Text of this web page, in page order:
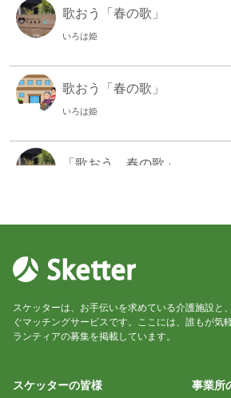
歌おう「春の歌」
いろは姫
歌おう「春の歌」
いろは姫
「歌おう 春の歌」
いろは姫
歌おう「卒業ソング 青春ソ
いろは姫
歌おう「卒業ソング 青春ソ
スケッターは、お手伝いを求めている介護施設と
ぐマッチングサービスです。ここには、誰もが気
ランティアの募集を掲載しています。
スケッターの皆様
事業所